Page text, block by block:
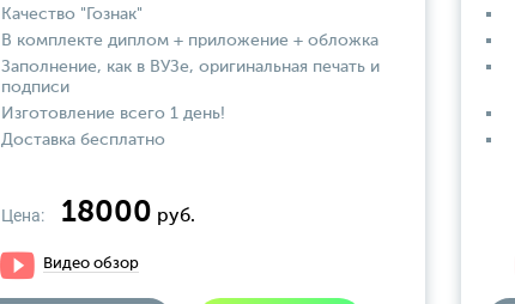
Качество "Гознак"
В комплекте диплом + приложение + обложка
Заполнение, как в ВУЗе, оригинальная печать и
подписи
Изготовление всего 1 день!
Доставка бесплатно
Цена: 18000 руб.
Видео обзор